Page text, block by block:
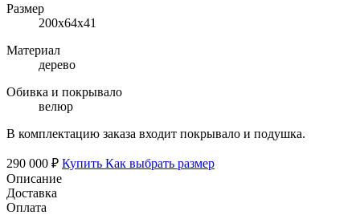
Размер
200х64х41
Материал
дерево
Обивка и покрывало
велюр
В комплектацию заказа входит покрывало и подушка.
290 000 ₽ Купить Как выбрать размер
Описание
Доставка
Оплата